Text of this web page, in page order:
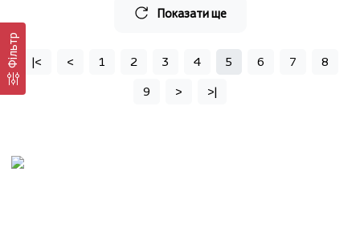
Фільтр
Показати ще
|< < 1 2 3 4 5 6 7
8
9
> >|